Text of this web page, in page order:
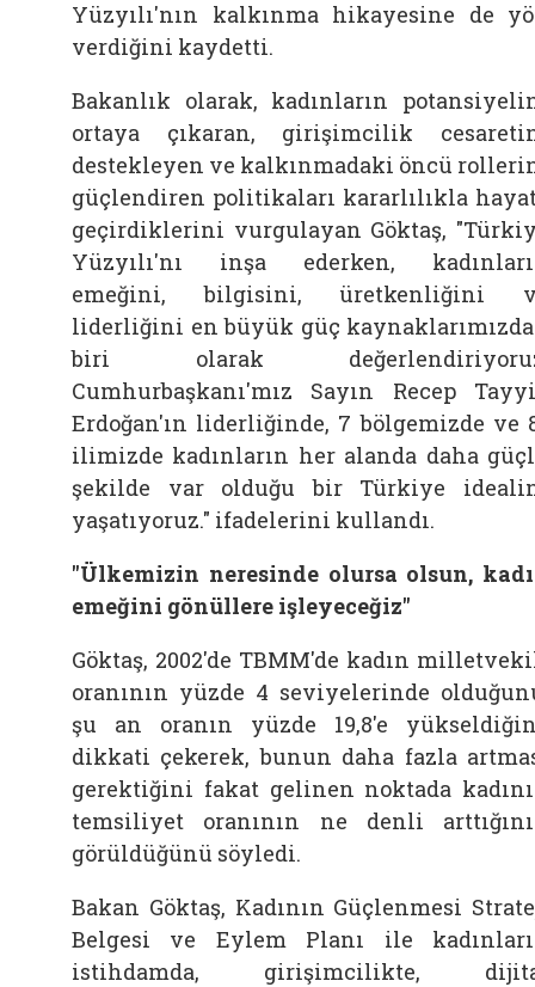
Yüzyılı'nın kalkınma hikayesine de
verdiğini kaydetti.
Bakanlık olarak, kadınların
ortaya çıkaran, girişimcilik
destekleyen ve kalkınmadaki öncü
güçlendiren politikaları kararlılıkla
geçirdiklerini vurgulayan Göktaş,
Yüzyılı'nı inşa ederken,
emeğini, bilgisini, üretkenliğini
liderliğini en büyük güç
biri olarak
Cumhurbaşkanı'mız Sayın Recep
Erdoğan'ın liderliğinde, 7 bölgemizde ve
ilimizde kadınların her alanda daha
şekilde var olduğu bir Türkiye
yaşatıyoruz." ifadelerini kullandı.
"Ülkemizin neresinde olursa olsun,
emeğini gönüllere işleyeceğiz"
Göktaş, 2002'de TBMM'de kadın
oranının yüzde 4 seviyelerinde
şu an oranın yüzde 19,8'e
dikkati çekerek, bunun daha fazla
gerektiğini fakat gelinen noktada
temsiliyet oranının ne denli
görüldüğünü söyledi.
Bakan Göktaş, Kadının Güçlenmesi
Belgesi ve Eylem Planı ile
istihdamda, girişimcilikte,